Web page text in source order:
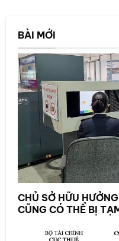
BÀI MỚI
CHỦ SỞ HỮU
CŨNG CÓ THỂ BỊ